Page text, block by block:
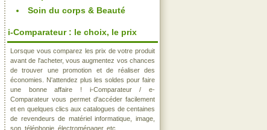
Soin du corps & Beauté
i-Comparateur : le choix, le prix
Lorsque vous comparez les prix de votre produit
avant de l'acheter, vous augmentez vos chances
de trouver une promotion et de réaliser des
économies. N'attendez plus les soldes pour faire
une bonne affaire ! i-Comparateur / e-
Comparateur vous permet d'accéder facilement
et en quelques clics aux catalogues de centaines
de revendeurs de matériel informatique, image,
son, téléphonie, électroménager, etc..